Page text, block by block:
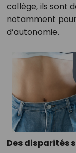
collège, ils sont
notamment
d’autonomie.
Des disparités